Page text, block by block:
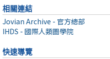
相關連結
Jovian Archive - 官方總部
IHDS - 國際人類圖學院
快速導覽